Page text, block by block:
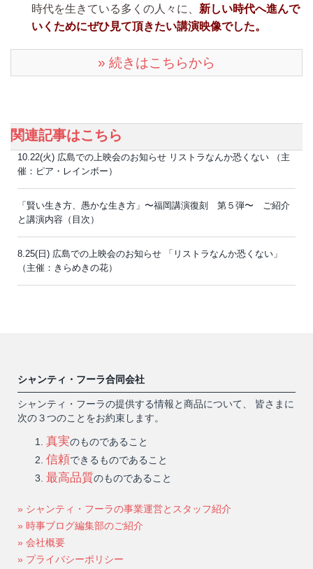
時代を生きている多くの人々に、 新しい時代へ進んで
いくためにぜひ見て頂きたい講演映像でした。
» 続きはこちらから
関連記事はこちら
10.22(火) 広島での上映会のお知らせ リストラなんか恐くない （主
催：ピア・レインボー）
「賢い生き方、愚かな生き方」〜福岡講演復刻 第５弾〜 ご紹介
と講演内容（目次）
8.25(日) 広島での上映会のお知らせ 「リストラなんか恐くない」
（主催：きらめきの花）
シャンティ・フーラ合同会社
シャンティ・フーラの提供する情報と商品について、 皆さまに
次の３つのことをお約束します。
真実のものであること
信頼できるものであること
最高品質のものであること
» シャンティ・フーラの事業運営とスタッフ紹介
» 時事ブログ編集部のご紹介
» 会社概要
» プライバシーポリシー